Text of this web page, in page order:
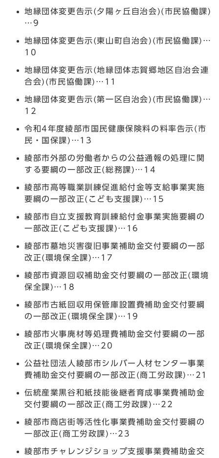
地縁団体変更告示(夕陽ヶ丘自治会)(市民協働課)
…9
地縁団体変更告示(東山町自治会)(市民協働課)…
10
地縁団体変更告示(地縁団体志賀郷地区自治会連
合会)(市民協働課)…11
地縁団体変更告示(第一区自治会)(市民協働課)…
12
令和4年度綾部市国民健康保険料の料率告示(市
民・国保課)…13
綾部市外部の労働者からの公益通報の処理に関
する要綱の一部改正(総務課)…14
綾部市高等職業訓練促進給付金等支給事業実施
要綱の一部改正(こども支援課)…15
綾部市自立支援教育訓練給付金事業実施要綱の
一部改正(こども支援課)…16
綾部市墓地災害復旧事業補助金交付要綱の一部
改正(環境保全課)…17
綾部市資源回収補助金交付要綱の一部改正(環境
保全課)…18
綾部市古紙回収用保管庫設置費補助金交付要綱
の一部改正(環境保全課)…19
綾部市火事廃材等処理費補助金交付要綱の一部
改正(環境保全課)…20
公益社団法人綾部市シルバー人材センター事業
費補助金交付要綱の一部改正(商工労政課)…21
伝統産業黒谷和紙技能後継者育成事業費補助金
交付要綱の一部改正(商工労政課)…22
綾部市商店街等活性化事業費補助金交付要綱の
一部改正(商工労政課)…23
綾部市チャレンジショップ支援事業費補助金交